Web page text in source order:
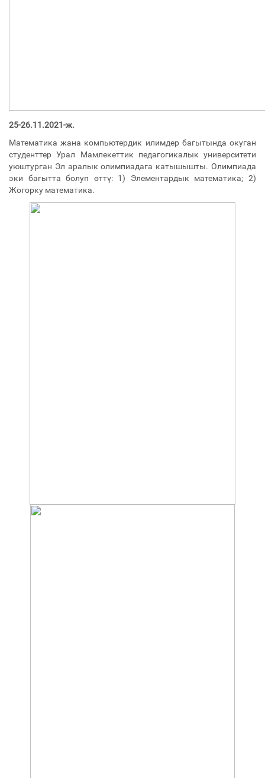
25-26.11.2021-ж.
Математика жана компьютердик илимдер багытында окуган
студенттер Урал Мамлекеттик педагогикалык университети
уюштурган Эл аралык олимпиадага катышышты. Олимпиада
эки багытта болуп өттү: 1) Элементардык математика; 2)
Жогорку математика.